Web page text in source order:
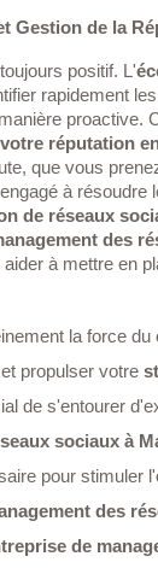
Gestion de la
positif. L'
rapidement
proactive.
réputation
que vous
à résoudre
de réseaux
des
aider à mettre en
la force du
et propulser votre
de s'entourer
sociaux à
pour stimuler l'
des
de